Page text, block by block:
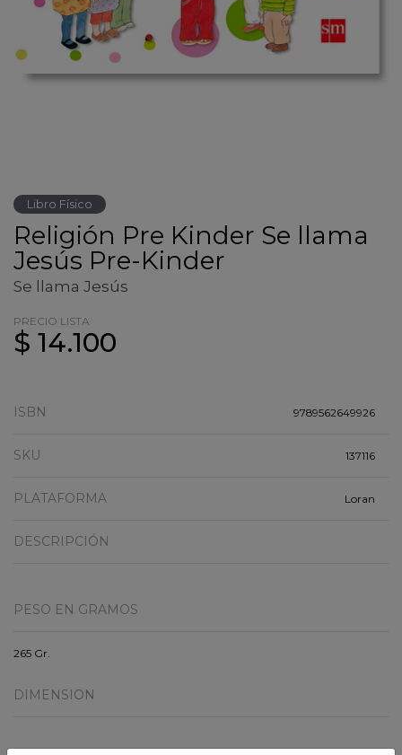
Libro Físico
Religión Pre Kinder Se llama
Jesús Pre-Kinder
Se llama Jesús
PRECIO LISTA
$ 14.100
ISBN 9789562649926
SKU 137116
PLATAFORMA Loran
DESCRIPCIÓN
PESO EN GRAMOS
265 Gr.
DIMENSION